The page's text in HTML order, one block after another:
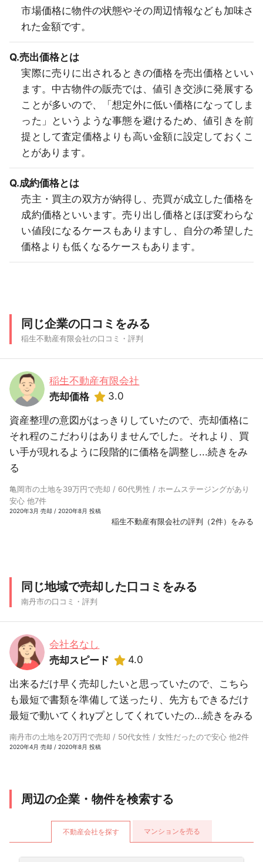
市場価格に物件の状態やその周辺情報なども加味さ
れた金額です。
Q.売出価格とは
実際に売りに出されるときの価格を売出価格といい
ます。中古物件の販売では、値引き交渉に発展する
ことが多いので、「想定外に低い価格になってしま
った」というような事態を避けるため、値引きを前
提として査定価格よりも高い金額に設定しておくこ
とがあります。
Q.成約価格とは
売主・買主の双方が納得し、売買が成立した価格を
成約価格といいます。売り出し価格とほぼ変わらな
い値段になるケースもありますし、自分の希望した
価格よりも低くなるケースもあります。
同じ企業の口コミをみる
稲生不動産有限会社の口コミ・評判
稲生不動産有限会社
売却価格
3.0
資産整理の意図がはっきりしていたので、売却価格に
それ程のこだわりはありませんでした。それより、買
い手が現れるように段階的に価格を調整し...続きをみ
る
亀岡市の土地を39万円で売却 / 60代男性 / ホームステージングがあり
安心 他7件
2020年3月 売却 / 2020年8月 投稿
稲生不動産有限会社の評判（2件）をみる
同じ地域で売却した口コミをみる
南丹市の口コミ・評判
会社名なし
売却スピード
4.0
出来るだけ早く売却したいと思っていたので、こちら
も最短で書類を準備して送ったり、先方もできるだけ
最短で動いてくれyプとしてくれていたの...続きをみる
南丹市の土地を20万円で売却 / 50代女性 / 女性だったので安心 他2件
2020年4月 売却 / 2020年8月 投稿
周辺の企業・物件を検索する
不動産会社を探す マンションを売る